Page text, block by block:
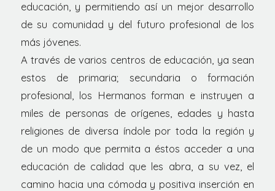
educación, y permitiendo así un mejor desarrollo
de su comunidad y del futuro profesional de los
más jóvenes.
A través de varios centros de educación, ya sean
estos de primaria; secundaria o formación
profesional, los Hermanos forman e instruyen a
miles de personas de orígenes, edades y hasta
religiones de diversa índole por toda la región y
de un modo que permita a éstos acceder a una
educación de calidad que les abra, a su vez, el
camino hacia una cómoda y positiva inserción en